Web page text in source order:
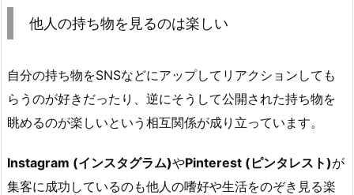
他人の持ち物を見るのは楽しい
自分の持ち物をSNSなどにアップしてリアクションしても
らうのが好きだったり、逆にそうして公開された持ち物を
眺めるのが楽しいという相互関係が成り立っています。
Instagram (インスタグラム)やPinterest (ピンタレスト)が
集客に成功しているのも他人の嗜好や生活をのぞき見る楽